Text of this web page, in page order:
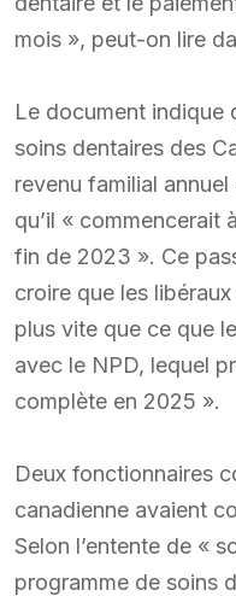
mois », peut-on lire
Le document indique
soins dentaires des
revenu familial
qu’il « commencerait
fin de 2023 ». Ce
croire que les
plus vite que ce que
avec le NPD, lequel
complète en 2025 ».
Deux fonctionnaires
canadienne avaient
Selon l’entente de «
programme de soins